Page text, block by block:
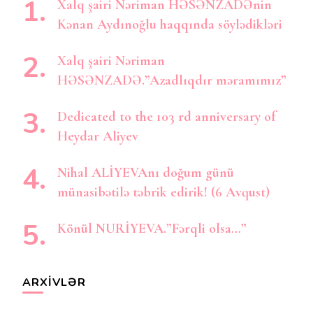
Xalq şairi Nəriman HƏSƏNZADƏnin
Kənan Aydınoğlu haqqında söylədikləri
Xalq şairi Nəriman
HƏSƏNZADƏ.”Azadlıqdır məramımız”
Dedicated to the 103 rd anniversary of
Heydar Aliyev
Nihal ALİYEVAnı doğum günü
münasibətilə təbrik edirik! (6 Avqust)
Könül NURİYEVA.”Fərqli olsa…”
ARXIVLƏR